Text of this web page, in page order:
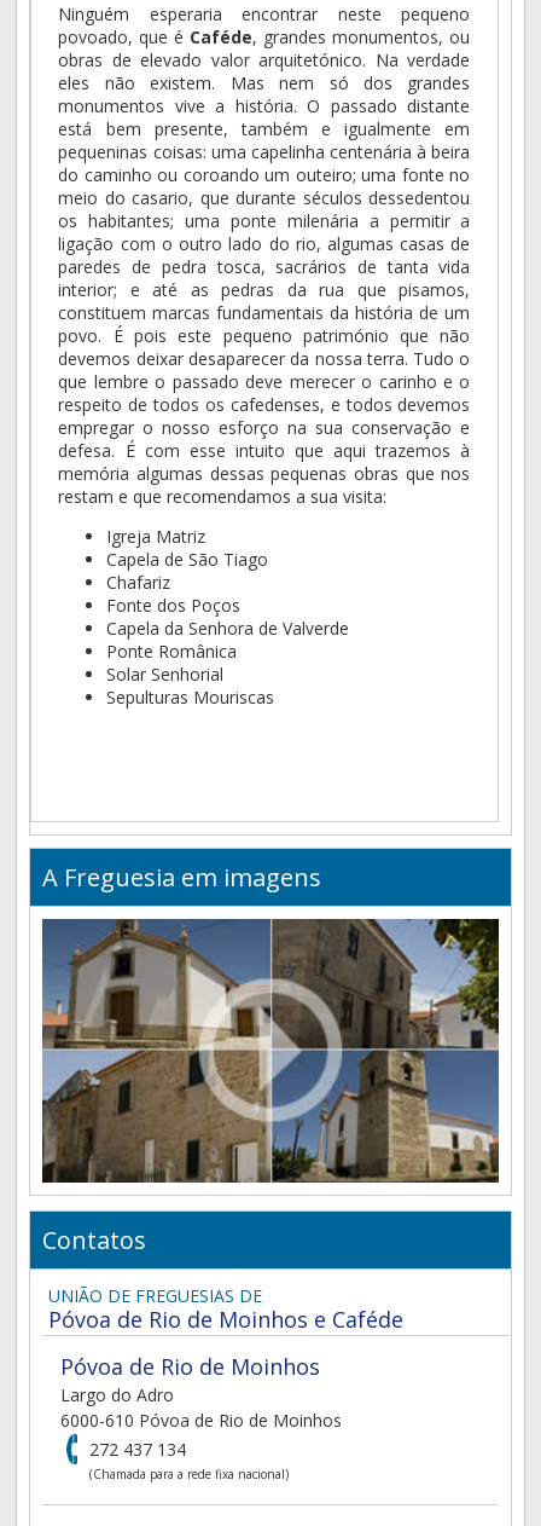
Ninguém esperaria encontrar neste pequeno
povoado, que é Caféde, grandes monumentos, ou
obras de elevado valor arquitetónico. Na verdade
eles não existem. Mas nem só dos grandes
monumentos vive a história. O passado distante
está bem presente, também e igualmente em
pequeninas coisas: uma capelinha centenária à beira
do caminho ou coroando um outeiro; uma fonte no
meio do casario, que durante séculos dessedentou
os habitantes; uma ponte milenária a permitir a
ligação com o outro lado do rio, algumas casas de
paredes de pedra tosca, sacrários de tanta vida
interior; e até as pedras da rua que pisamos,
constituem marcas fundamentais da história de um
povo. É pois este pequeno património que não
devemos deixar desaparecer da nossa terra. Tudo o
que lembre o passado deve merecer o carinho e o
respeito de todos os cafedenses, e todos devemos
empregar o nosso esforço na sua conservação e
defesa. É com esse intuito que aqui trazemos à
memória algumas dessas pequenas obras que nos
restam e que recomendamos a sua visita:
Igreja Matriz
Capela de São Tiago
Chafariz
Fonte dos Poços
Capela da Senhora de Valverde
Ponte Românica
Solar Senhorial
Sepulturas Mouriscas
A Freguesia em imagens
Contatos
UNIÃO DE FREGUESIAS DE
Póvoa de Rio de Moinhos e Caféde
Póvoa de Rio de Moinhos
Largo do Adro
6000-610 Póvoa de Rio de Moinhos
272 437 134
(Chamada para a rede fixa nacional)